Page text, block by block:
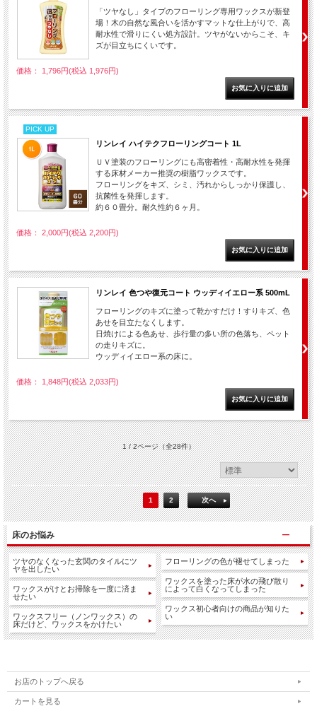
「ツヤなし」タイプのフローリング専用ワックスが新登
場！木の自然な風合いを活かすマットな仕上がりで、高
耐水性で滑りにくい処方設計。ツヤがないからこそ、キ
ズが目立ちにくいです。
価格： 1,796円(税込 1,976円)
PICK UP
リンレイ ハイテクフローリングコート 1L
ＵＶ塗装のフローリングにも高密着性・高耐水性を発揮
する床材メーカー推奨の樹脂ワックスです。
フローリングをキズ、シミ、汚れからしっかり保護し、
抗菌性を発揮します。
約６０畳分。耐久性約６ヶ月。
価格： 2,000円(税込 2,200円)
リンレイ 色つや復元コート ウッディイエロー系 500mL
フローリングのキズに塗って乾かすだけ！すりキズ、色
あせを目立たなくします。
日焼けによる色あせ、歩行量の多い所の色落ち、ペット
の走りキズに。
ウッディイエロー系の床に。
価格： 1,848円(税込 2,033円)
1 / 2ページ（全28件）
1 2 次へ
床のお悩み
ツヤのなくなった玄関のタイルにツ
ヤを出したい
ワックスがけとお掃除を一度に済ま
せたい
ワックスフリー（ノンワックス）の
床だけど、ワックスをかけたい
フローリングの色が褪せてしまった
ワックスを塗った床が水の飛び散り
によって白くなってしまった
ワックス初心者向けの商品が知りた
い
お店のトップへ戻る
カートを見る